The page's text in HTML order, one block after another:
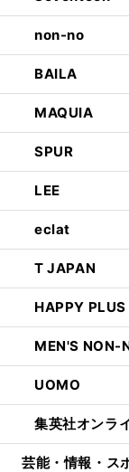
non-no
BAILA
MAQUIA
SPUR
LEE
eclat
T JAPAN
HAPPY PLUS
MEN'S NON-
UOMO
集英社オンラ
芸能・情報・ス